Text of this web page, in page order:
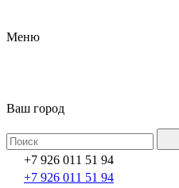
Меню
Ваш город
+7 926 011 51 94
+7 926 011 51 94